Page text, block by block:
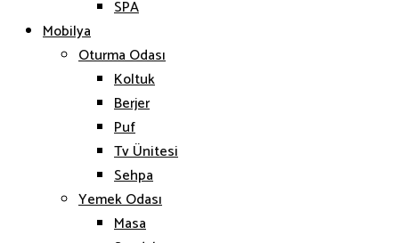
SPA
Mobilya
Oturma Odası
Koltuk
Berjer
Puf
Tv Ünitesi
Sehpa
Yemek Odası
Masa